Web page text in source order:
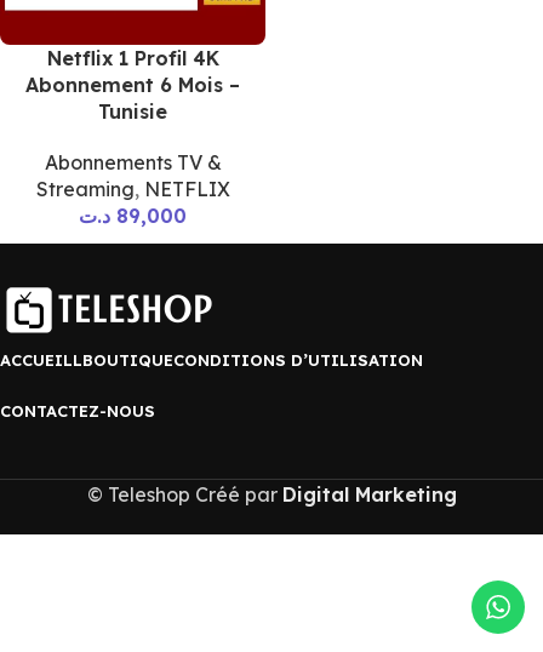
Netflix 1 Profil 4K
Abonnement 6 Mois –
Tunisie
Abonnements TV &
Streaming, NETFLIX
89,000 د.ت
ACCUEILLBOUTIQUECONDITIONS D’UTILISATION
CONTACTEZ-NOUS
© Teleshop Créé par Digital Marketing